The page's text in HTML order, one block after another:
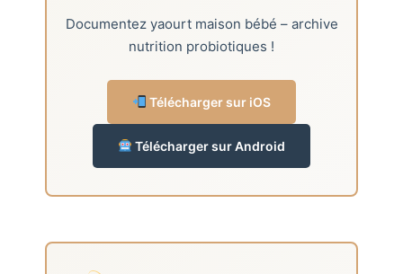
Documentez yaourt maison bébé – archive
nutrition probiotiques !
Télécharger sur iOS
Télécharger sur Android